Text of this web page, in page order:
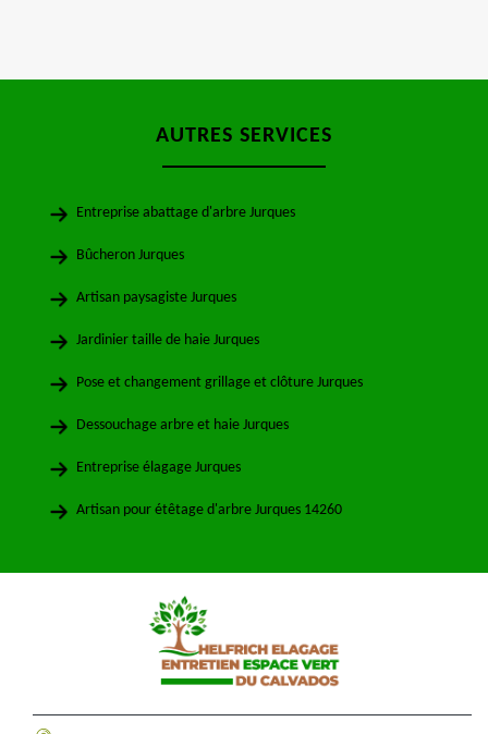
AUTRES SERVICES
Entreprise abattage d'arbre Jurques
Bûcheron Jurques
Artisan paysagiste Jurques
Jardinier taille de haie Jurques
Pose et changement grillage et clôture Jurques
Dessouchage arbre et haie Jurques
Entreprise élagage Jurques
Artisan pour étêtage d'arbre Jurques 14260